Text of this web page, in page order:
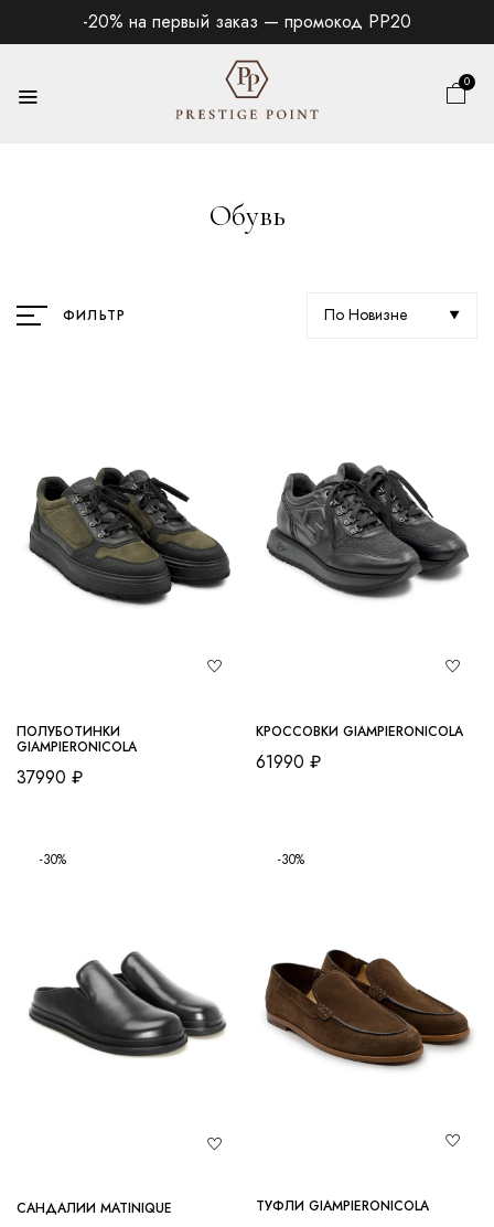
-20% на первый заказ — промокод PP20
0
Обувь
ФИЛЬТР По Новизне
ПОЛУБОТИНКИ
GIAMPIERONICOLA
37990 ₽
КРОССОВКИ GIAMPIERONICOLA
61990 ₽
-30%
САНДАЛИИ MATINIQUE
-30%
ТУФЛИ GIAMPIERONICOLA